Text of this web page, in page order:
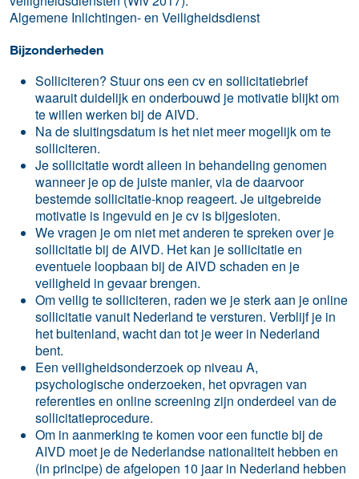
Algemene Inlichtingen- en Veiligheidsdienst
Bijzonderheden
Solliciteren? Stuur ons een cv en sollicitatiebrief
waaruit duidelijk en onderbouwd je motivatie blijkt om
te willen werken bij de AIVD.
Na de sluitingsdatum is het niet meer mogelijk om te
solliciteren.
Je sollicitatie wordt alleen in behandeling genomen
wanneer je op de juiste manier, via de daarvoor
bestemde sollicitatie-knop reageert. Je uitgebreide
motivatie is ingevuld en je cv is bijgesloten.
We vragen je om niet met anderen te spreken over je
sollicitatie bij de AIVD. Het kan je sollicitatie en
eventuele loopbaan bij de AIVD schaden en je
veiligheid in gevaar brengen.
Om veilig te solliciteren, raden we je sterk aan je online
sollicitatie vanuit Nederland te versturen. Verblijf je in
het buitenland, wacht dan tot je weer in Nederland
bent.
Een veiligheidsonderzoek op niveau A,
psychologische onderzoeken, het opvragen van
referenties en online screening zijn onderdeel van de
sollicitatieprocedure.
Om in aanmerking te komen voor een functie bij de
AIVD moet je de Nederlandse nationaliteit hebben en
(in principe) de afgelopen 10 jaar in Nederland hebben